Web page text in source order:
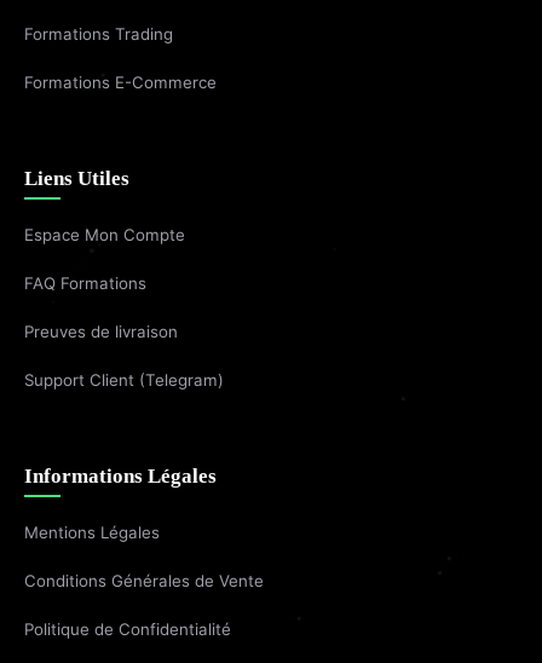
Formations Trading
Formations E-Commerce
Liens Utiles
Espace Mon Compte
FAQ Formations
Preuves de livraison
Support Client (Telegram)
Informations Légales
Mentions Légales
Conditions Générales de Vente
Politique de Confidentialité